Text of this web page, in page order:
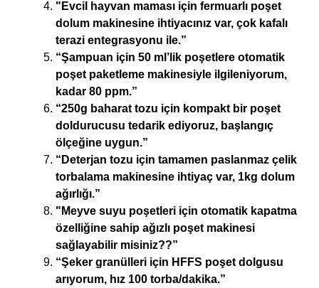
"Evcil hayvan maması için fermuarlı poşet
dolum makinesine ihtiyacınız var, çok kafalı
terazi entegrasyonu ile.”
“Şampuan için 50 ml’lik poşetlere otomatik
poşet paketleme makinesiyle ilgileniyorum,
kadar 80 ppm.”
“250g baharat tozu için kompakt bir poşet
doldurucusu tedarik ediyoruz, başlangıç ​​
ölçeğine uygun.”
“Deterjan tozu için tamamen paslanmaz çelik
torbalama makinesine ihtiyaç var, 1kg dolum
ağırlığı.”
"Meyve suyu poşetleri için otomatik kapatma
özelliğine sahip ağızlı poşet makinesi
sağlayabilir misiniz??”
“Şeker granülleri için HFFS poşet dolgusu
arıyorum, hız 100 torba/dakika.”